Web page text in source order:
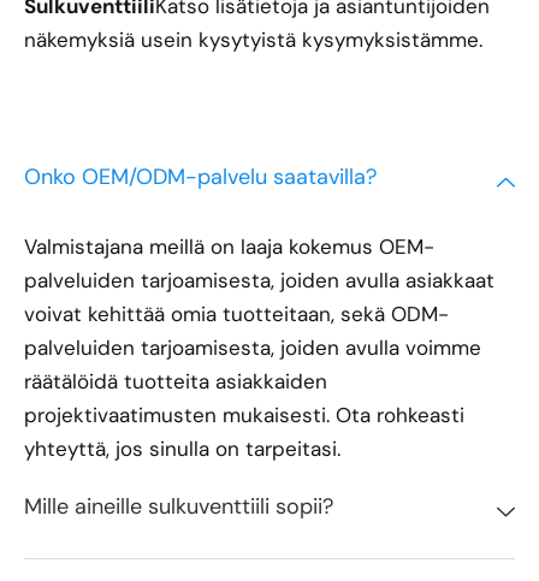
SulkuventtiiliKatso lisätietoja ja asiantuntijoiden
näkemyksiä usein kysytyistä kysymyksistämme.
Onko OEM/ODM-palvelu saatavilla?
Valmistajana meillä on laaja kokemus OEM-
palveluiden tarjoamisesta, joiden avulla asiakkaat
voivat kehittää omia tuotteitaan, sekä ODM-
palveluiden tarjoamisesta, joiden avulla voimme
räätälöidä tuotteita asiakkaiden
projektivaatimusten mukaisesti. Ota rohkeasti
yhteyttä, jos sinulla on tarpeitasi.
Mille aineille sulkuventtiili sopii?